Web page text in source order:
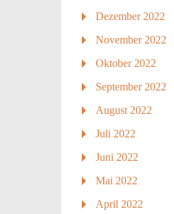
Dezember 2022
November 2022
Oktober 2022
September 2022
August 2022
Juli 2022
Juni 2022
Mai 2022
April 2022